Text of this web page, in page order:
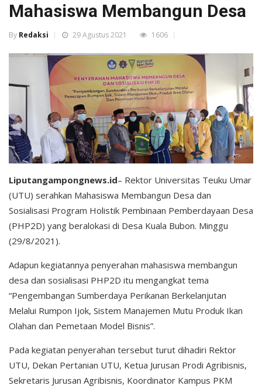
Mahasiswa Membangun Desa
By Redaksi 29 Agustus 2021 1606
Liputangampongnews.id– Rektor Universitas Teuku Umar
(UTU) serahkan Mahasiswa Membangun Desa dan
Sosialisasi Program Holistik Pembinaan Pemberdayaan Desa
(PHP2D) yang beralokasi di Desa Kuala Bubon. Minggu
(29/8/2021).
Adapun kegiatannya penyerahan mahasiswa membangun
desa dan sosialisasi PHP2D itu mengangkat tema
“Pengembangan Sumberdaya Perikanan Berkelanjutan
Melalui Rumpon Ijok, Sistem Manajemen Mutu Produk Ikan
Olahan dan Pemetaan Model Bisnis”.
Pada kegiatan penyerahan tersebut turut dihadiri Rektor
UTU, Dekan Pertanian UTU, Ketua Jurusan Prodi Agribisnis,
Sekretaris Jurusan Agribisnis, Koordinator Kampus PKM